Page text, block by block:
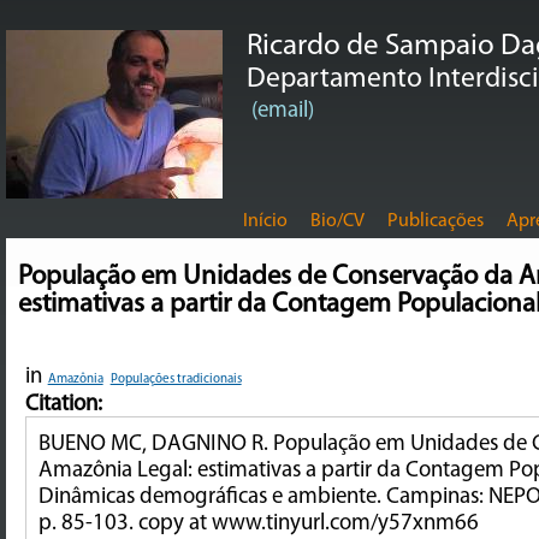
Ricardo de Sampaio
Departamento
(email)
Início Bio/CV Publicações
População em Unidades de Conservação da
estimativas a partir da Contagem
in Amazônia Populações tradicionais
Citation:
BUENO MC, DAGNINO R. População em Unidades de
Amazônia Legal: estimativas a partir da Contagem
Dinâmicas demográficas e ambiente. Campinas:
p. 85-103. copy at www.tinyurl.com/y57xnm66